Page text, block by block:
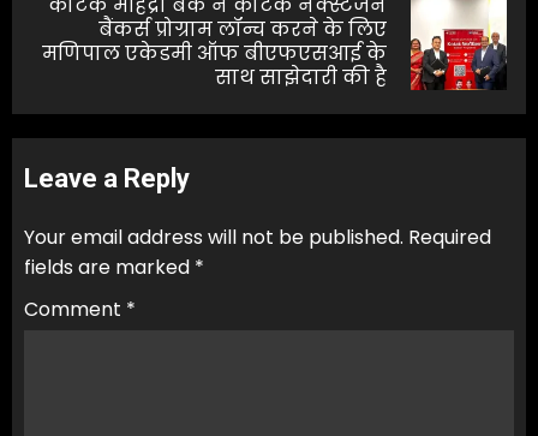
post:
कोटक महिंद्रा बैंक ने कोटक नेक्स्टजेन
बैंकर्स प्रोग्राम लॉन्च करने के लिए
मणिपाल एकेडमी ऑफ बीएफएसआई के
साथ साझेदारी की है
Leave a Reply
Your email address will not be published. Required
fields are marked *
Comment *